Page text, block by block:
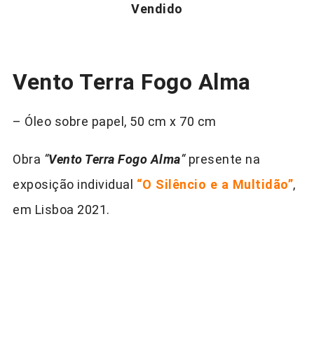
Vendido
Vento Terra Fogo Alma
– Óleo sobre papel, 50 cm x 70 cm
Obra “Vento Terra Fogo Alma“presente na
exposição individual “O Silêncio e a Multidão”,
em Lisboa 2021.